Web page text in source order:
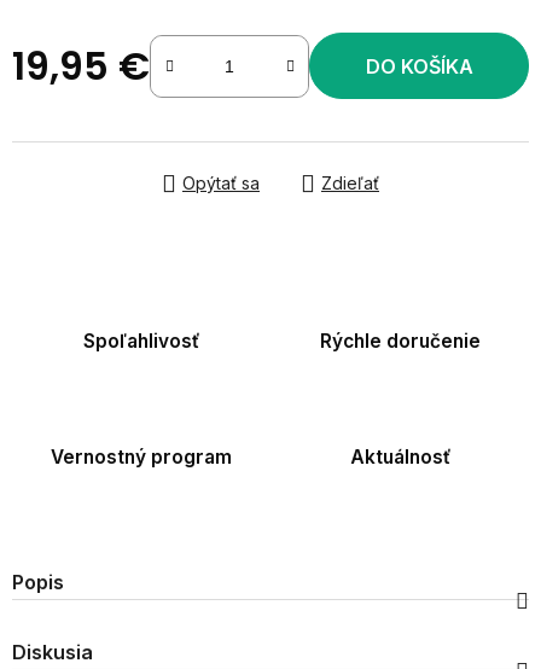
19,95 €
Jednotková cena:
DO KOŠÍKA
Opýtať sa Zdieľať
Spoľahlivosť Rýchle doručenie
Vernostný program Aktuálnosť
Popis
Diskusia